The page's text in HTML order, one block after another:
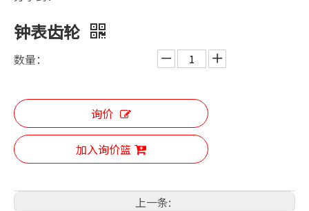
钟表齿轮
数量：
询价
加入询价篮
上一条: